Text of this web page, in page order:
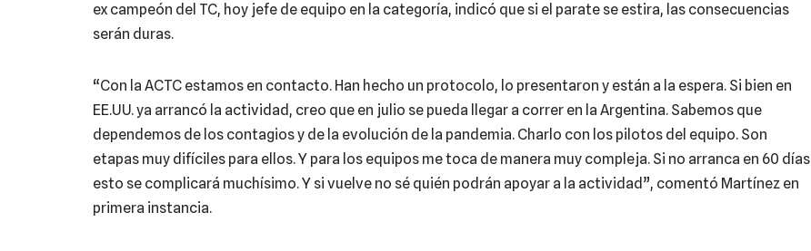
ex campeón del TC, hoy jefe de equipo en la categoría, indicó que si el parate se estira, las consecuencias
serán duras.
“Con la ACTC estamos en contacto. Han hecho un protocolo, lo presentaron y están a la espera. Si bien en
EE.UU. ya arrancó la actividad, creo que en julio se pueda llegar a correr en la Argentina. Sabemos que
dependemos de los contagios y de la evolución de la pandemia. Charlo con los pilotos del equipo. Son
etapas muy difíciles para ellos. Y para los equipos me toca de manera muy compleja. Si no arranca en 60 días
esto se complicará muchísimo. Y si vuelve no sé quién podrán apoyar a la actividad”, comentó Martínez en
primera instancia.